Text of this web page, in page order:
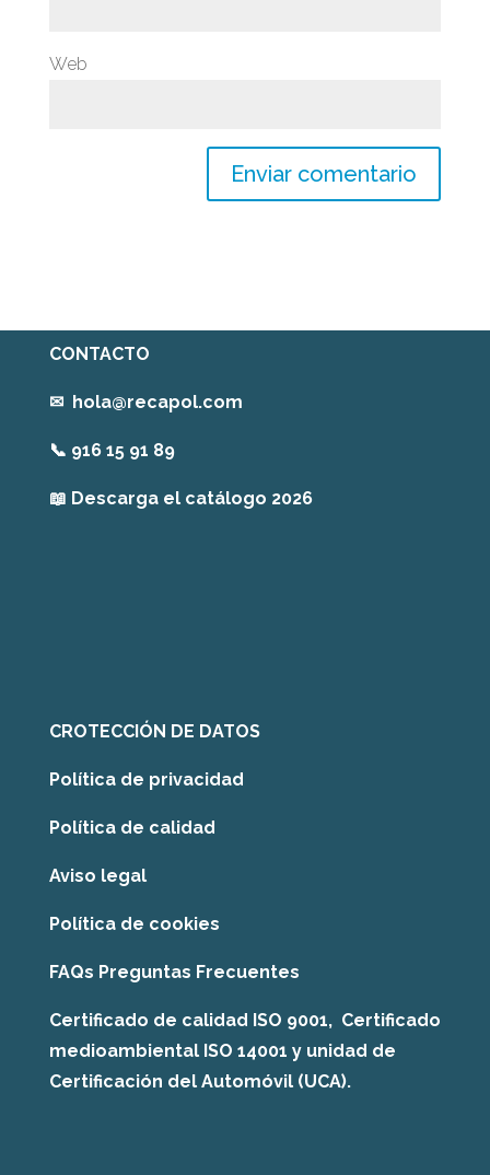
Web
CONTACTO
✉ hola@recapol.com
📞 916 15 91 89
📖 Descarga el catálogo 2026
CROTECCIÓN DE DATOS
Política de privacidad
Política de calidad
Aviso legal
Política de cookies
FAQs Preguntas Frecuentes
Certificado de calidad ISO 9001, Certificado
medioambiental ISO 14001 y unidad de
Certificación del Automóvil (UCA).